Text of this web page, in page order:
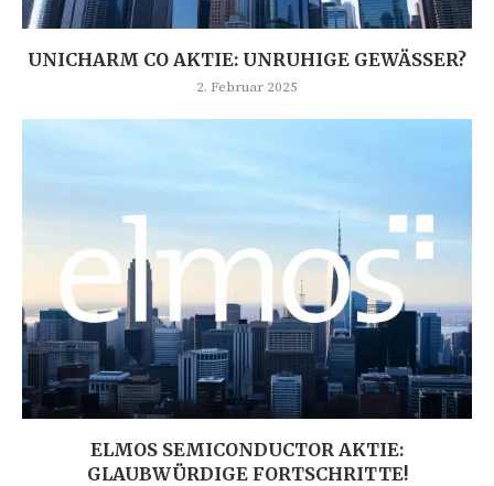
UNICHARM CO AKTIE: UNRUHIGE GEWÄSSER?
2. Februar 2025
ELMOS SEMICONDUCTOR AKTIE:
GLAUBWÜRDIGE FORTSCHRITTE!